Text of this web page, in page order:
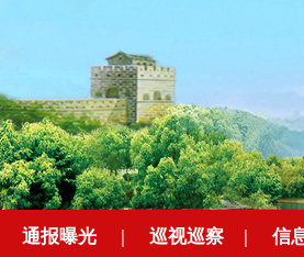
通报曝光 | 巡视巡察 | 信